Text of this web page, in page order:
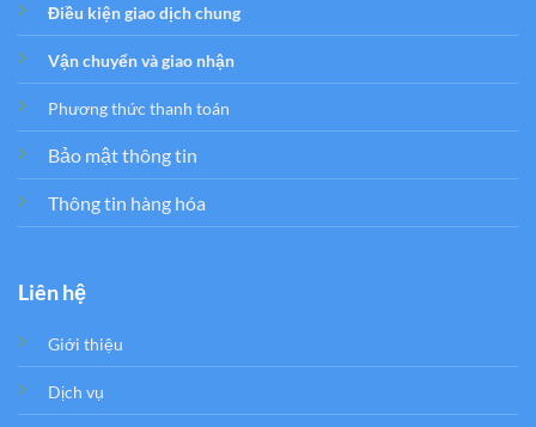
Điều kiện giao dịch chung
Vận chuyển và giao nhận
Phương thức thanh toán
Bảo mật thông tin
Thông tin hàng hóa
Liên hệ
Giới thiệu
Dịch vụ